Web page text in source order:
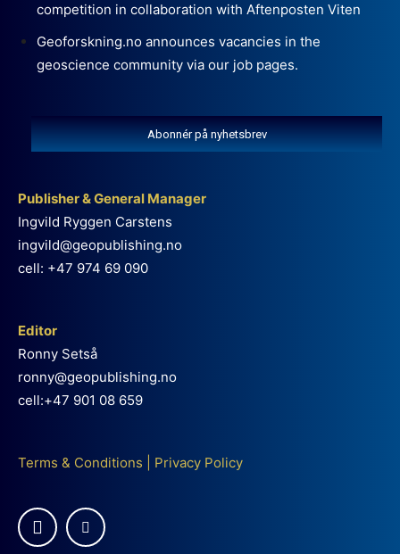
competition in collaboration with Aftenposten Viten
Geoforskning.no announces vacancies in the
geoscience community via our job pages.
Abonnér på nyhetsbrev
Publisher & General Manager
Ingvild Ryggen Carstens
ingvild@geopublishing.no
cell: +47 974 69 090
Editor
Ronny Setså
ronny@geopublishing.no
cell:+47 901 08 659
Terms & Conditions Privacy Policy